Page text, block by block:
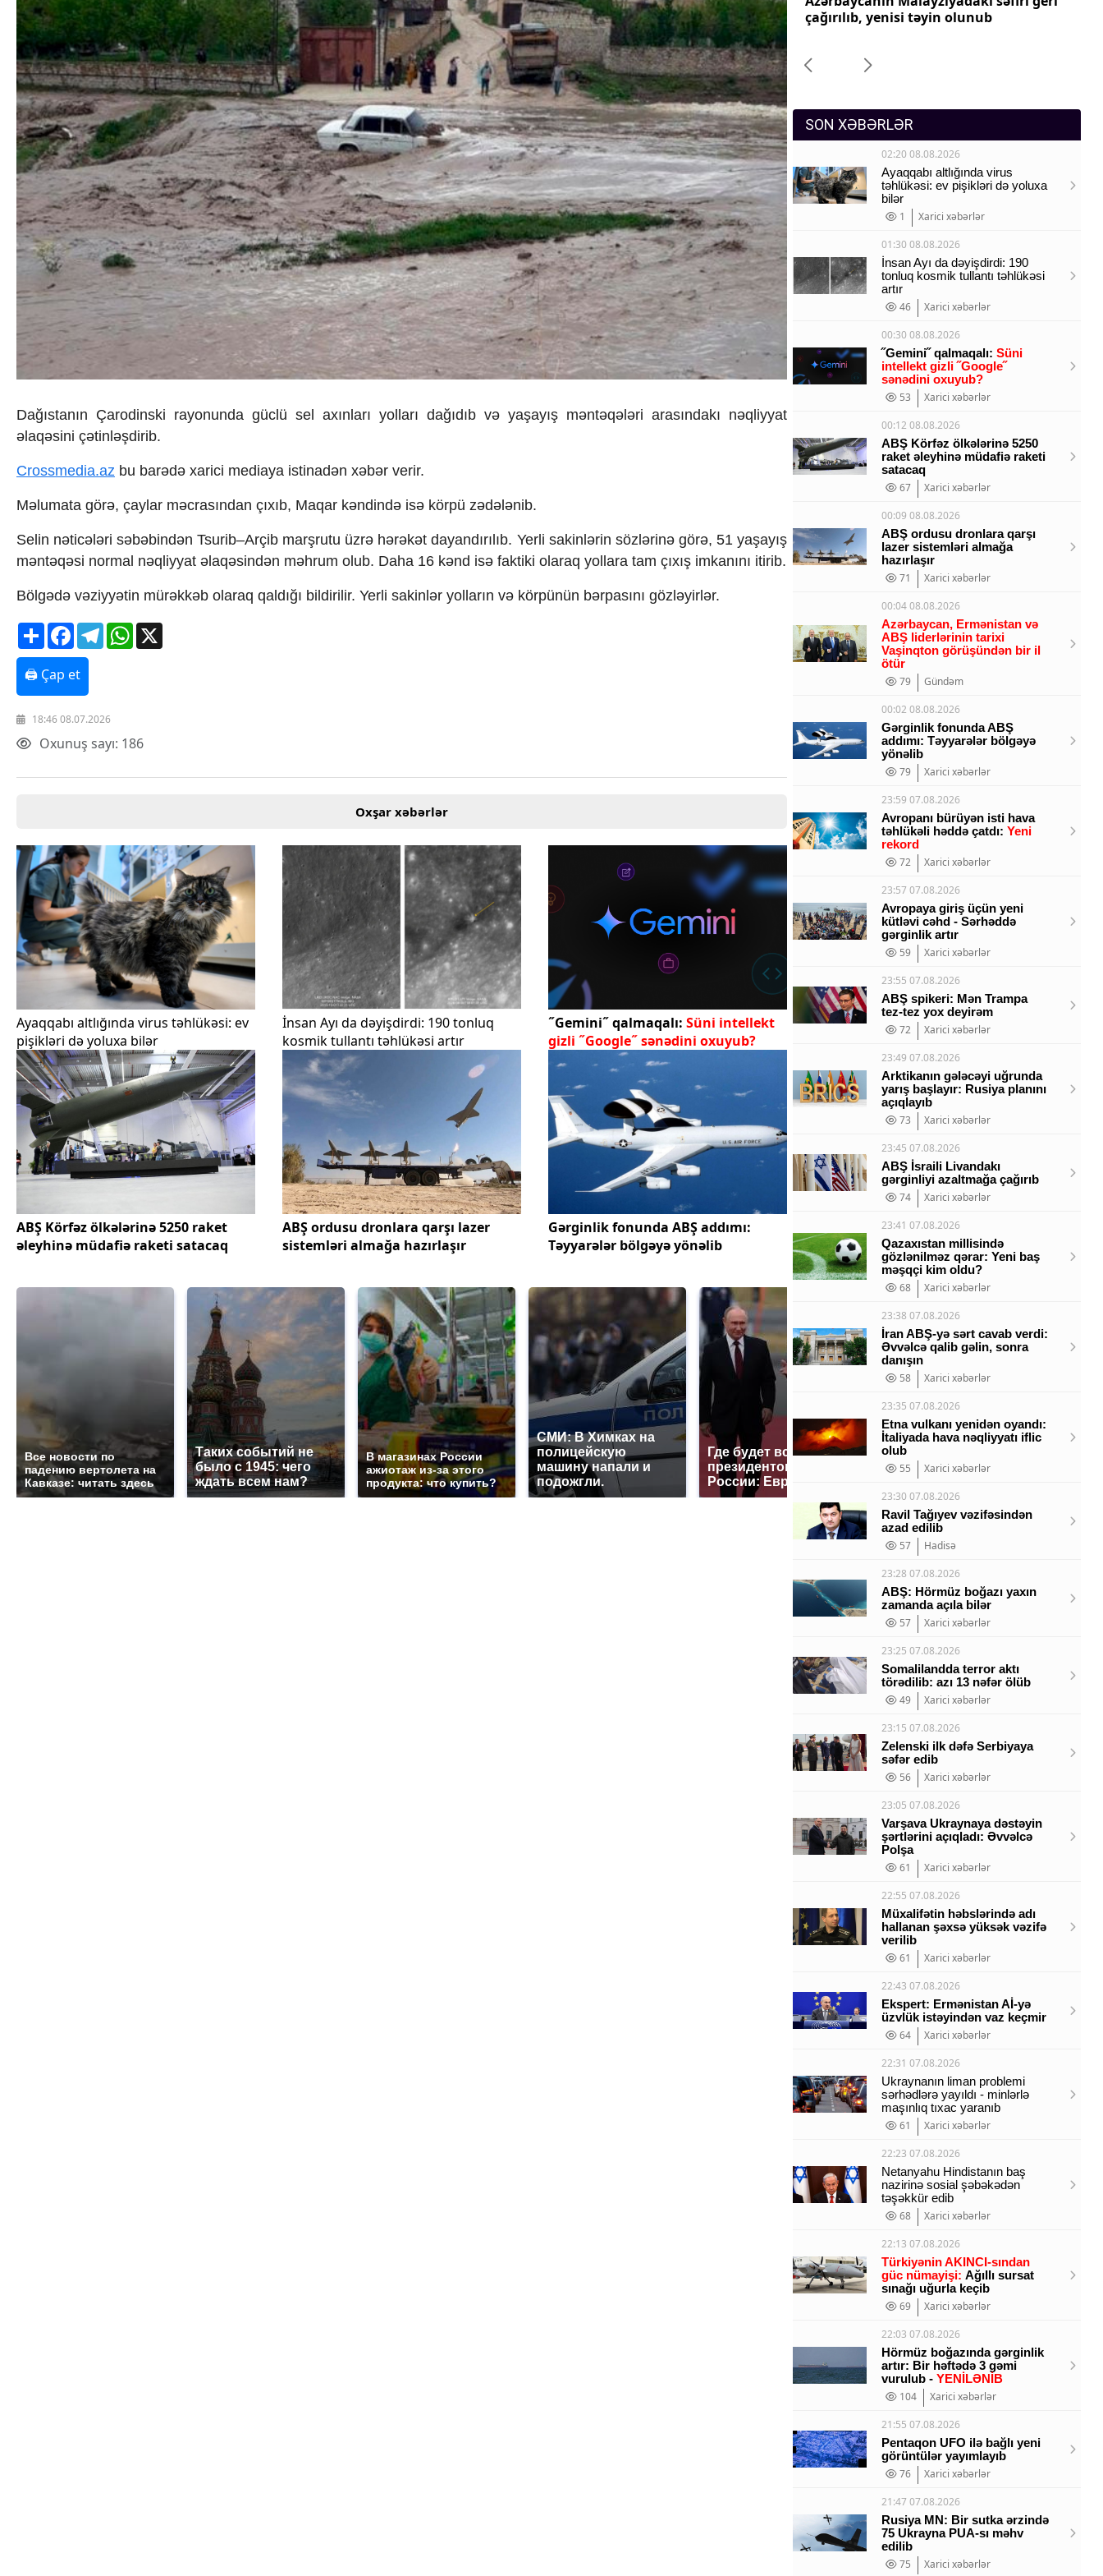
Sosium
Mənəvi dəyərlər
Texnologiya
Mətbuat-150
Siyasi
Geosiyasi
İqtisadi
Sosioloji
Araşdırma
Multimedia
Foto
Video
İnfoqrafika
Podcast
Humanitar
Elm və təhsil
Mədəniyyət
Diaspor
Yüksəliş hekayəsi
Mədəniyyətimizin Zəfəri
Zəfər Diasporu
Səhiyyə
Ailə və uşaq
Turizm
İqtisadiyyat
Energetika
Neft-qaz
Əmək və sosial siyasət
Kənd təsərrüfatı
Hərbi sənaye
Telekommunikasiya və nəqliyyat
Cəmiyyət
Crossmedia.az - 1 yaş
Məhkəmə və hüquq
Ekologiya
Zəfər - 5
Gənclər və İdman
Media və QHT
Hadisə
Sağlamlıq
Sosium
Mənəvi dəyərlər
Texnologiya
Dağıstanın Çarodinski rayonunda güclü sel axınları yolları dağıdıb və yaşayış məntəqələri arasındakı nəqliyyat
əlaqəsini çətinləşdirib.
Crossmedia.az bu barədə xarici mediaya istinadən xəbər verir.
Məlumata görə, çaylar məcrasından çıxıb, Maqar kəndində isə körpü zədələnib.
Selin nəticələri səbəbindən Tsurib–Arçib marşrutu üzrə hərəkət dayandırılıb. Yerli sakinlərin sözlərinə görə, 51 yaşayış
məntəqəsi normal nəqliyyat əlaqəsindən məhrum olub. Daha 16 kənd isə faktiki olaraq yollara tam çıxış imkanını itirib.
Bölgədə vəziyyətin mürəkkəb olaraq qaldığı bildirilir. Yerli sakinlər yolların və körpünün bərpasını gözləyirlər.
ShareFacebookTelegramWhatsApp
🖨 Çap et
18:46 08.07.2026
Oxunuş sayı: 186
Oxşar xəbərlər
Ayaqqabı altlığında virus təhlükəsi: ev
pişikləri də yoluxa bilər
İnsan Ayı da dəyişdirdi: 190 tonluq
kosmik tullantı təhlükəsi artır
˝Gemini˝ qalmaqalı: Süni intellekt
gizli ˝Google˝ sənədini oxuyub?
ABŞ Körfəz ölkələrinə 5250 raket
əleyhinə müdafiə raketi satacaq
ABŞ ordusu dronlara qarşı lazer
sistemləri almağa hazırlaşır
Gərginlik fonunda ABŞ addımı:
Təyyarələr bölgəyə yönəlib
Все новости по
падению вертолета на
Кавказе: читать здесь
Таких событий не
было с 1945: чего
ждать всем нам?
В магазинах России
ажиотаж из-за этого
продукта: что купить?
СМИ: В Химках на
полицейскую
машину напали и
подожгли.
Где будет встреча
президентов США и
России: Европа?
Такую зиму в России
никто не ждал: как
Forumunun Təşkilat Komitəsi yaradılıb
çağırılıb, yenisi təyin olunub
çağırılıb, yenisi təyin olunub
SON XƏBƏRLƏR
02:20 08.08.2026
Ayaqqabı altlığında virus
təhlükəsi: ev pişikləri də yoluxa
bilər
1
Xarici xəbərlər
01:30 08.08.2026
İnsan Ayı da dəyişdirdi: 190
tonluq kosmik tullantı təhlükəsi
artır
46
Xarici xəbərlər
00:30 08.08.2026
˝Gemini˝ qalmaqalı: Süni
intellekt gizli ˝Google˝
sənədini oxuyub?
53
Xarici xəbərlər
00:12 08.08.2026
ABŞ Körfəz ölkələrinə 5250
raket əleyhinə müdafiə raketi
satacaq
67
Xarici xəbərlər
00:09 08.08.2026
ABŞ ordusu dronlara qarşı
lazer sistemləri almağa
hazırlaşır
71
Xarici xəbərlər
00:04 08.08.2026
Azərbaycan, Ermənistan və
ABŞ liderlərinin tarixi
Vaşinqton görüşündən bir il
ötür
79
Gündəm
00:02 08.08.2026
Gərginlik fonunda ABŞ
addımı: Təyyarələr bölgəyə
yönəlib
79
Xarici xəbərlər
23:59 07.08.2026
Avropanı bürüyən isti hava
təhlükəli həddə çatdı: Yeni
rekord
72
Xarici xəbərlər
23:57 07.08.2026
Avropaya giriş üçün yeni
kütləvi cəhd - Sərhəddə
gərginlik artır
59
Xarici xəbərlər
23:55 07.08.2026
ABŞ spikeri: Mən Trampa
tez-tez yox deyirəm
72
Xarici xəbərlər
23:49 07.08.2026
Arktikanın gələcəyi uğrunda
yarış başlayır: Rusiya planını
açıqlayıb
73
Xarici xəbərlər
23:45 07.08.2026
ABŞ İsraili Livandakı
gərginliyi azaltmağa çağırıb
74
Xarici xəbərlər
23:41 07.08.2026
Qazaxıstan millisində
gözlənilməz qərar: Yeni baş
məşqçi kim oldu?
68
Xarici xəbərlər
23:38 07.08.2026
İran ABŞ-yə sərt cavab verdi:
Əvvəlcə qalib gəlin, sonra
danışın
58
Xarici xəbərlər
23:35 07.08.2026
Etna vulkanı yenidən oyandı:
İtaliyada hava nəqliyyatı iflic
olub
55
Xarici xəbərlər
23:30 07.08.2026
Ravil Tağıyev vəzifəsindən
azad edilib
57
Hadisə
23:28 07.08.2026
ABŞ: Hörmüz boğazı yaxın
zamanda açıla bilər
57
Xarici xəbərlər
23:25 07.08.2026
Somalilandda terror aktı
törədilib: azı 13 nəfər ölüb
49
Xarici xəbərlər
23:15 07.08.2026
Zelenski ilk dəfə Serbiyaya
səfər edib
56
Xarici xəbərlər
23:05 07.08.2026
Varşava Ukraynaya dəstəyin
şərtlərini açıqladı: Əvvəlcə
Polşa
61
Xarici xəbərlər
22:55 07.08.2026
Müxalifətin həbslərində adı
hallanan şəxsə yüksək vəzifə
verilib
61
Xarici xəbərlər
22:43 07.08.2026
Ekspert: Ermənistan Aİ-yə
üzvlük istəyindən vaz keçmir
64
Xarici xəbərlər
22:31 07.08.2026
Ukraynanın liman problemi
sərhədlərə yayıldı - minlərlə
maşınlıq tıxac yaranıb
61
Xarici xəbərlər
22:23 07.08.2026
Netanyahu Hindistanın baş
nazirinə sosial şəbəkədən
təşəkkür edib
68
Xarici xəbərlər
22:13 07.08.2026
Türkiyənin AKINCI-sından
güc nümayişi: Ağıllı sursat
sınağı uğurla keçib
69
Xarici xəbərlər
22:03 07.08.2026
Hörmüz boğazında gərginlik
artır: Bir həftədə 3 gəmi
vurulub - YENİLƏNİB
104
Xarici xəbərlər
21:55 07.08.2026
Pentaqon UFO ilə bağlı yeni
görüntülər yayımlayıb
76
Xarici xəbərlər
21:47 07.08.2026
Rusiya MN: Bir sutka ərzində
75 Ukrayna PUA-sı məhv
edilib
75
Xarici xəbərlər